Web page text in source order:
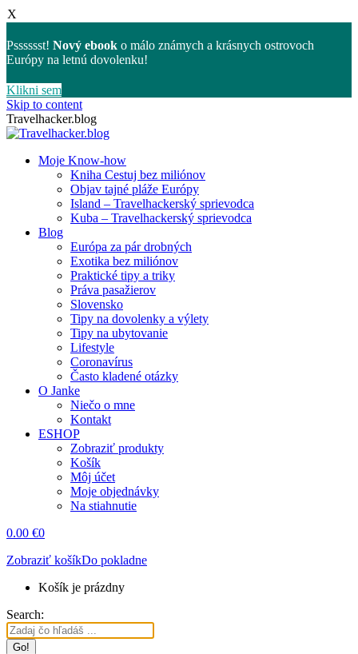
X
Psssssst! Nový ebook o málo známych a krásnych ostrovoch
Európy na letnú dovolenku!
Klikni sem
Skip to content
Travelhacker.blog
Moje Know-how
Kniha Cestuj bez miliónov
Objav tajné pláže Európy
Island – Travelhackerský sprievodca
Kuba – Travelhackerský sprievodca
Blog
Európa za pár drobných
Exotika bez miliónov
Praktické tipy a triky
Práva pasažierov
Slovensko
Tipy na dovolenky a výlety
Tipy na ubytovanie
Lifestyle
Coronavírus
Často kladené otázky
O Janke
Niečo o mne
Kontakt
ESHOP
Zobraziť produkty
Košík
Môj účet
Moje objednávky
Na stiahnutie
0.00 €0
Zobraziť košíkDo pokladne
Košík je prázdny
Search: